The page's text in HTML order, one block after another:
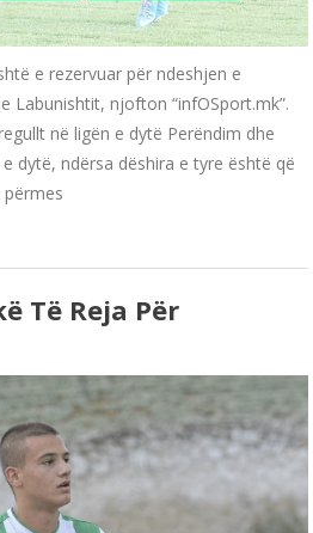
e rezervuar për ndeshjen e
Labunishtit, njofton “infOSport.mk”.
në ligën e dytë Perëndim dhe
dytë, ndërsa dëshira e tyre është që
Të Reja Për